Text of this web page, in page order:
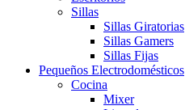
Sillas
Sillas Giratorias
Sillas Gamers
Sillas Fijas
Pequeños Electrodomésticos
Cocina
Mixer